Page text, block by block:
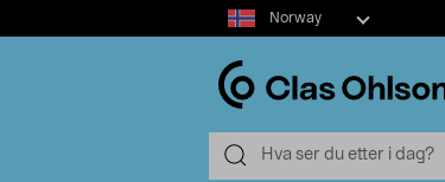
Select
market
Norway